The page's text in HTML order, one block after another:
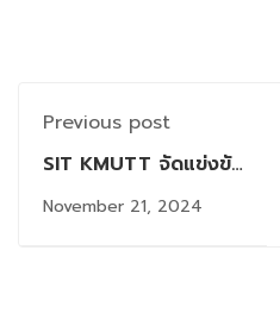
Previous post
SIT KMUTT จัดแข่งขัน
ตอบปัญหาวิชาการ
คอมพิวเตอร์และ
November 21, 2024